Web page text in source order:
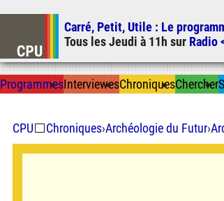
Carré, Petit, Utile : Le
Tous lesJeudi à 11h sur Radio
ProgrammesInterviewesChroniquesChercher
CPU⬜Chroniques›Archéologie du Futur›